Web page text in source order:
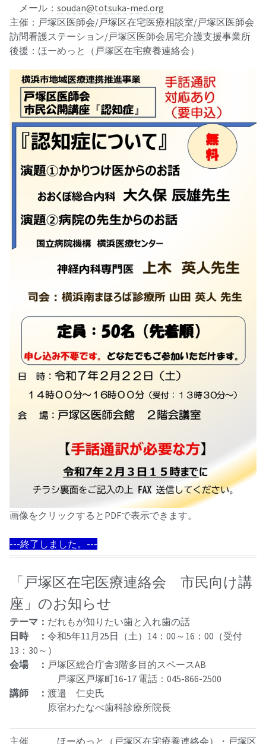
メール： soudan@totsuka-med.org
主催：戸塚区医師会/戸塚区在宅医療相談室/戸塚区医師会
訪問看護ステーション/戸塚区医師会居宅介護支援事業所
後援：ほーめっと（戸塚区在宅療養連絡会）
画像をクリックするとPDFで表示できます。
---終了しました。---
「戸塚区在宅医療連絡会 市民向け講
座」のお知らせ
テーマ： だれもが知りたい歯と入れ歯の話
日時 ： 令和5年11月25日（土）14：00～16：00（受付
13：30～）
会場 ： 戸塚区総合庁舎3階多目的スペースAB
戸塚区戸塚町16-17 電話：045-866-2500
講師 ： 渡邉 仁史氏
原宿わたなべ歯科診療所院長
主催 ほーめっと（戸塚区在宅療養連絡会）・戸塚区